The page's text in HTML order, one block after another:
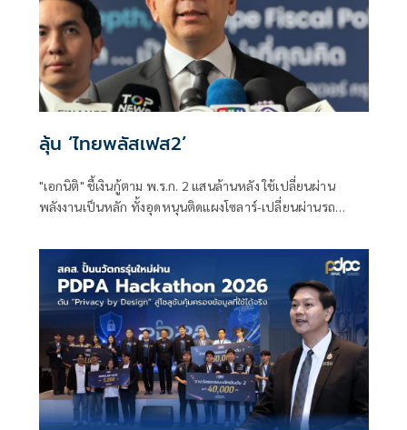
ลุ้น ‘ไทยพลัสเฟส2’
"เอกนิติ" ชี้เงินกู้ตาม พ.ร.ก. 2 แสนล้านหลัง ใช้เปลี่ยนผ่าน
พลังงานเป็นหลัก ทั้งอุดหนุนติดแผงโซลาร์-เปลี่ยนผ่านรถ
พร้อมให้ใช้กับไทยเที่ยวไทยพลัส ส่วนไทยช่วยไทยพลัส เฟส 2
รอประเมินความเหมาะสม นายกฯ เผยจะพยายาม